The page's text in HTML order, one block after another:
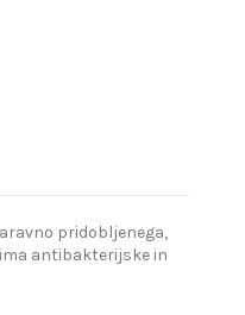
pridobljenega,
antibakterijske in